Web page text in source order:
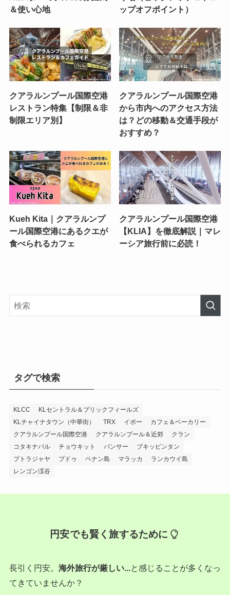
＆使い心地
ップオフポイント）
クアラルンプール国際空港
レストラン特集【制限＆非
制限エリア別】
クアラルンプール国際空港
から市内へのアクセス方法
は？どの移動＆交通手段が
おすすめ？
Kueh Kita｜クアラルンプ
ール国際空港にあるクエが
食べられるカフェ
クアラルンプール国際空港
【KLIA】を徹底解説｜マレ
ーシア旅行前に必読！
タグで検索
KLCC
KLセントラル＆ブリックフィールズ
KLチャイナタウン（中華街）
TRX イポー
カフェ＆ベーカリー
クアラルンプール国際空港
クアラルンプール＆近郊
クラン
コタキナバル
チョウキット バンサー
ブキッビンタン
プトラジャヤ
プドゥ ペナン島 マラッカ
ランカウイ島
レンゴン渓谷
円安でも賢く旅するために
長引く円安。 海外旅行が厳しい...と感じることが多くなっ
てきていませんか？